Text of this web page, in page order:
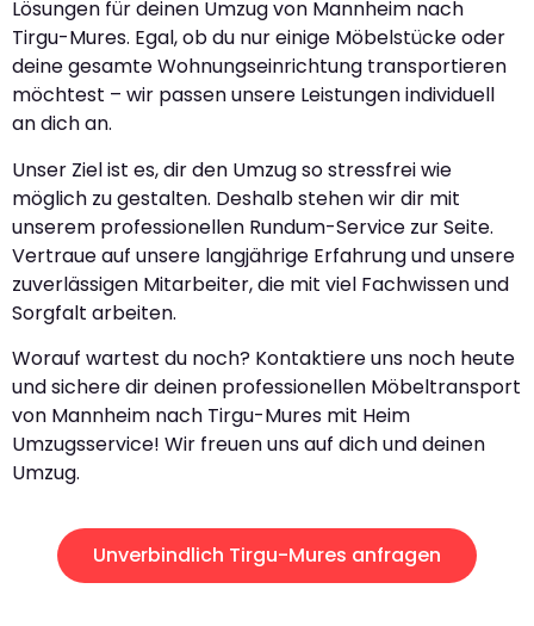
Lösungen für deinen Umzug von Mannheim nach
Tirgu-Mures. Egal, ob du nur einige Möbelstücke oder
deine gesamte Wohnungseinrichtung transportieren
möchtest – wir passen unsere Leistungen individuell
an dich an.
Unser Ziel ist es, dir den Umzug so stressfrei wie
möglich zu gestalten. Deshalb stehen wir dir mit
unserem professionellen Rundum-Service zur Seite.
Vertraue auf unsere langjährige Erfahrung und unsere
zuverlässigen Mitarbeiter, die mit viel Fachwissen und
Sorgfalt arbeiten.
Worauf wartest du noch? Kontaktiere uns noch heute
und sichere dir deinen professionellen Möbeltransport
von Mannheim nach Tirgu-Mures mit Heim
Umzugsservice! Wir freuen uns auf dich und deinen
Umzug.
Unverbindlich Tirgu-Mures anfragen